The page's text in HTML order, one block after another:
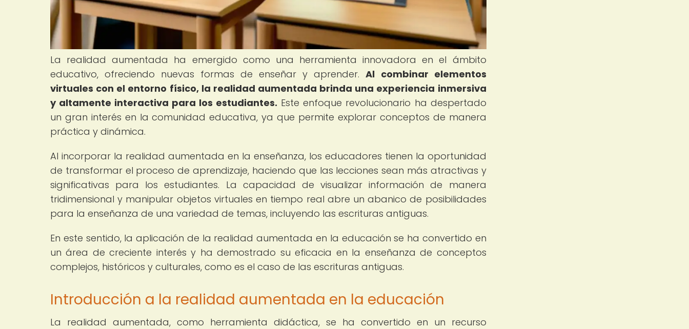
La realidad aumentada ha emergido como una herramienta innovadora en el ámbito
educativo, ofreciendo nuevas formas de enseñar y aprender.Al combinar elementos
virtuales con el entorno físico, la realidad aumentada brinda una experiencia inmersiva
y altamente interactiva para los estudiantes. Este enfoque revolucionario ha despertado
un gran interés en la comunidad educativa, ya que permite explorar conceptos de manera
práctica y dinámica.
Al incorporar la realidad aumentada en la enseñanza, los educadores tienen la oportunidad
de transformar el proceso de aprendizaje, haciendo que las lecciones sean más atractivas y
significativas para los estudiantes. La capacidad de visualizar información de manera
tridimensional y manipular objetos virtuales en tiempo real abre un abanico de posibilidades
para la enseñanza de una variedad de temas, incluyendo las escrituras antiguas.
En este sentido, la aplicación de la realidad aumentada en la educación se ha convertido en
un área de creciente interés y ha demostrado su eficacia en la enseñanza de conceptos
complejos, históricos y culturales, como es el caso de las escrituras antiguas.
Introducción a la realidad aumentada en la educación
La realidad aumentada, como herramienta didáctica, se ha convertido en un recurso